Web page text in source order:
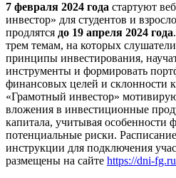
7 февраля 2024 года стартуют
инвестор» для студентов и
продлятся до 19 апреля 2024 года
трем темам, на которых
принципы инвестирования,
инструменты и формировать
финансовых целей и склонности
«Грамотный инвестор»
вложения в инвестиционные
капитала, учитывая особенности
потенциальные риски.
инструкции для подключения
размещены на сайте https://dni-